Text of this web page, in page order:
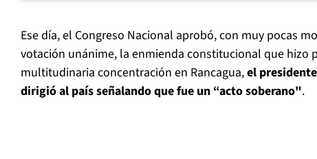
Ese día, el Congreso Nacional aprobó, con muy pocas
votación unánime, la enmienda constitucional que hizo
multitudinaria concentración en Rancagua,el
dirigió al país señalando que fue un “acto soberano".